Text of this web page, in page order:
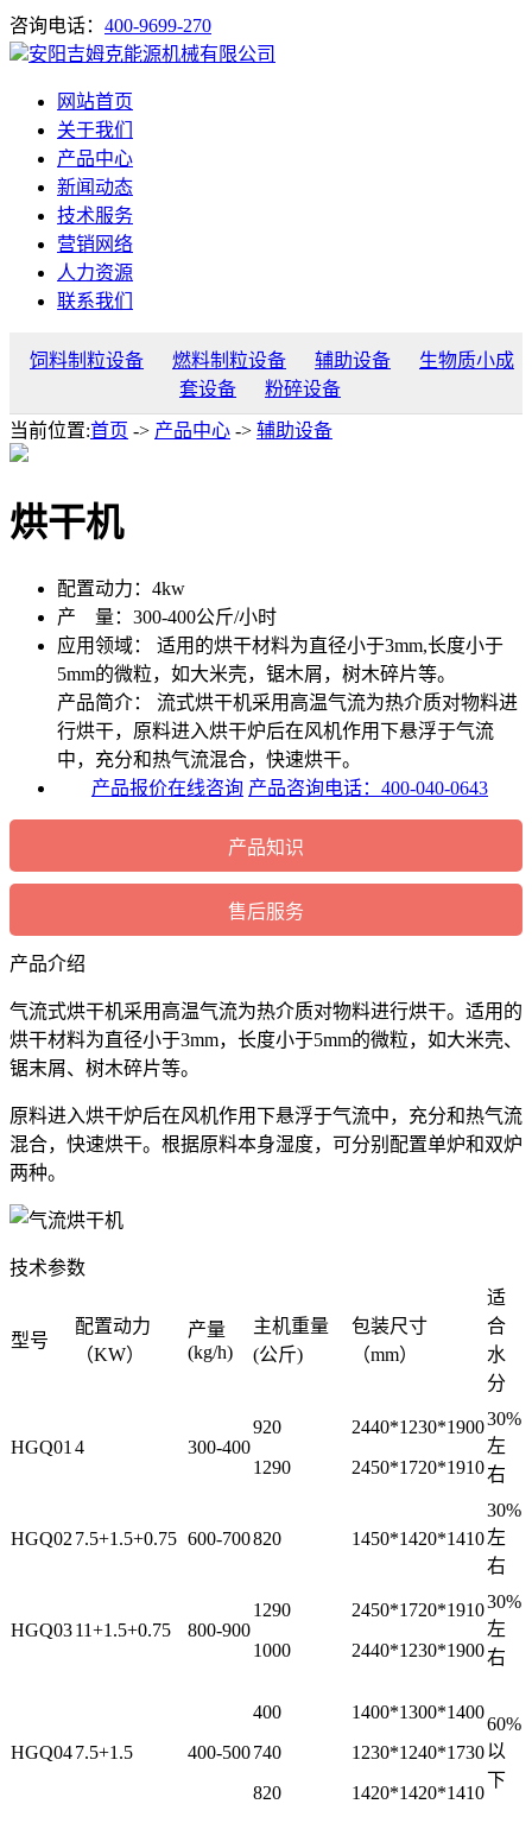
咨询电话： 400-9699-270
安阳吉姆克能源机械有限公司
网站首页
关于我们
产品中心
新闻动态
技术服务
营销网络
人力资源
联系我们
饲料制粒设备 燃料制粒设备 辅助设备
生物质小成
套设备
粉碎设备
当前位置:首页 -> 产品中心 -> 辅助设备
烘干机
配置动力： 4kw
产 量： 300-400公斤/小时
应用领域：
适用的烘干材料为直径小于3mm,长度小于
5mm的微粒，如大米壳，锯木屑，树木碎片等。
产品简介：
流式烘干机采用高温气流为热介质对物料进
行烘干，原料进入烘干炉后在风机作用下悬浮于气流
中，充分和热气流混合，快速烘干。
产品报价在线咨询 产品咨询电话：400-040-0643
产品知识
售后服务
产品介绍
气流式烘干机采用高温气流为热介质对物料进行烘干。适用的
烘干材料为直径小于3mm，长度小于5mm的微粒，如大米壳、
锯末屑、树木碎片等。
原料进入烘干炉后在风机作用下悬浮于气流中，充分和热气流
混合，快速烘干。根据原料本身湿度，可分别配置单炉和双炉
两种。
技术参数
型号
配置动力
（KW）
产量
(kg/h)
主机重量
(公斤)
包装尺寸
（mm）
适
合
水
分
HGQ01 4 300-400
920
1290
2440*1230*1900
2450*1720*1910
30%
左
右
HGQ02 7.5+1.5+0.75 600-700820 1450*1420*1410
30%
左
右
HGQ0311+1.5+0.75 800-900
1290
1000
2450*1720*1910
2440*1230*1900
30%
左
右
HGQ047.5+1.5 400-500
400
740
820
1400*1300*1400
1230*1240*1730
1420*1420*1410
60%
以
下